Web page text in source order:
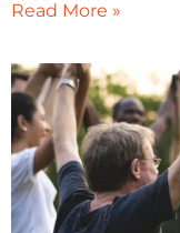
Read More »